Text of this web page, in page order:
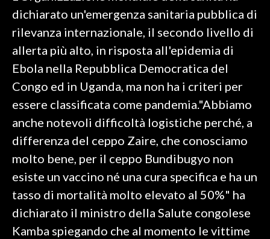
VOLLEY
MOTORI
TENNIS
ALTRI SPORT
CULTURA
GOSSIP
SALUTE
SARDEGNA TURISMO
dichiarato un'emergenza sanitaria pubblica di
rilevanza internazionale, il secondo livello di
allerta più alto, in risposta all'epidemia di
Ebola nella Repubblica Democratica del
Congo ed in Uganda, ma non ha i criteri per
essere classificata come pandemia."Abbiamo
anche notevoli difficoltà logistiche perché, a
differenza del ceppo Zaire, che conosciamo
molto bene, per il ceppo Bundibugyo non
esiste un vaccino né una cura specifica e ha un
tasso di mortalità molto elevato al 50%" ha
dichiarato il ministro della Salute congolese
Kamba spiegando che al momento le vittime